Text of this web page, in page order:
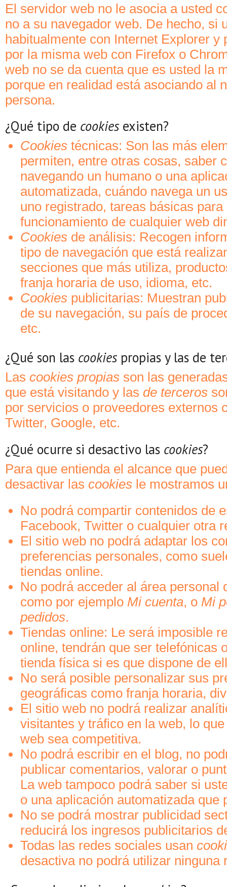
El servidor web no le asocia a usted
no a su navegador web. De hecho, si
habitualmente con Internet Explorer y
por la misma web con Firefox o
web no se da cuenta que es usted la
porque en realidad está asociando al
persona.
¿Qué tipo de cookies existen?
Cookies técnicas: Son las más
permiten, entre otras cosas, saber
navegando un humano o una
automatizada, cuándo navega un
uno registrado, tareas básicas para
funcionamiento de cualquier web
Cookies de análisis: Recogen
tipo de navegación que está
secciones que más utiliza,
franja horaria de uso, idioma, etc.
Cookies publicitarias: Muestran
de su navegación, su país de
etc.
¿Qué son las cookies propias y las de
Las cookies propias son las
que está visitando y las de terceros
por servicios o proveedores externos
Twitter, Google, etc.
¿Qué ocurre si desactivo las cookies?
Para que entienda el alcance que
desactivar las cookies le mostramos
No podrá compartir contenidos de
Facebook, Twitter o cualquier otra
El sitio web no podrá adaptar los
preferencias personales, como
tiendas online.
No podrá acceder al área personal
como por ejemplo Mi cuenta, o Mi
pedidos.
Tiendas online: Le será imposible
online, tendrán que ser telefónicas
tienda física si es que dispone de
No será posible personalizar sus
geográficas como franja horaria,
El sitio web no podrá realizar
visitantes y tráfico en la web, lo
web sea competitiva.
No podrá escribir en el blog, no
publicar comentarios, valorar o
La web tampoco podrá saber si
o una aplicación automatizada que
No se podrá mostrar publicidad
reducirá los ingresos publicitarios
Todas las redes sociales usan
desactiva no podrá utilizar ninguna